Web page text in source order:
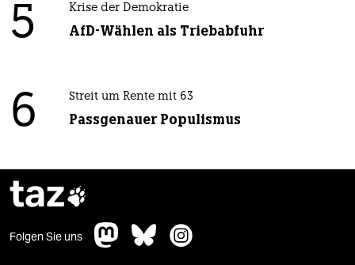
5 Krise der Demokratie
AfD-Wählen als Triebabfuhr
6 Streit um Rente mit 63
Passgenauer Populismus
taz
Folgen Sie uns